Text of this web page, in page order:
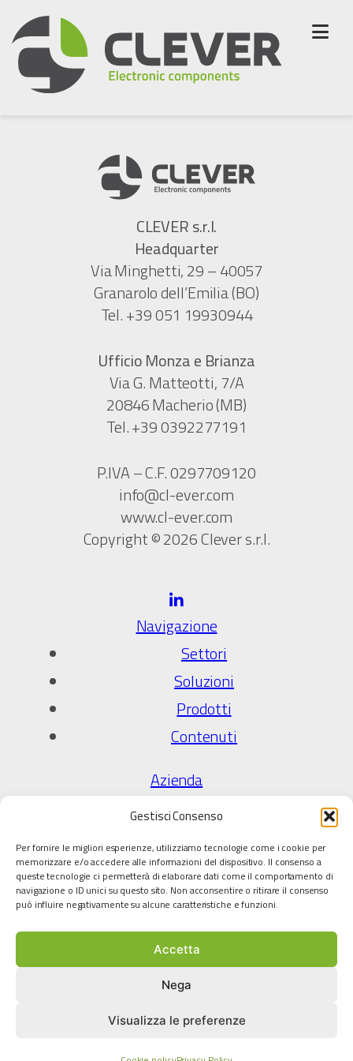
Gestisci Consenso
Per fornire le migliori esperienze, utilizziamo tecnologie come i cookie per
memorizzare e/o accedere alle informazioni del dispositivo. Il consenso a
queste tecnologie ci permetterà di elaborare dati come il comportamento di
navigazione o ID unici su questo sito. Non acconsentire o ritirare il consenso
può influire negativamente su alcune caratteristiche e funzioni.
Accetta
Nega
Visualizza le preferenze
to
content
display
Gamma di Display OLED Multi-Inno
distribuiti da Clever18 Maggio 2020
CLEVER s.r.l.
Headquarter
Via Minghetti, 29 – 40057
Granarolo dell’Emilia (BO)
Tel. +39 051 19930944
Ufficio Monza e Brianza
Via G. Matteotti, 7/A
20846 Macherio (MB)
Tel. +39 0392277191
P.IVA – C.F. 0297709120
info@cl-ever.com
www.cl-ever.com
Copyright © 2026 Clever s.r.l.
Navigazione
Settori
Soluzioni
Prodotti
Contenuti
Azienda
Chi Siamo
Partner tecnologici
Scarica cataloghi
Legale
Privacy Policy
Cookie policy